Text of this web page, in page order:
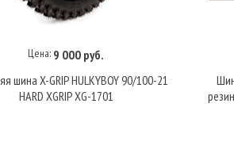
В корзину
Цена: 9 000 руб.
шина X-GRIP HULKYBOY 90/100-21
HARD XGRIP XG-1701